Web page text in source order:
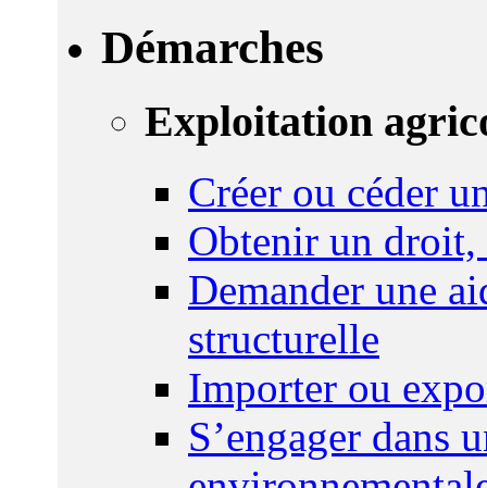
Démarches
Exploitation
Créer ou céder
Obtenir un droit,
Demander une
structurelle
Importer ou
S’engager dans